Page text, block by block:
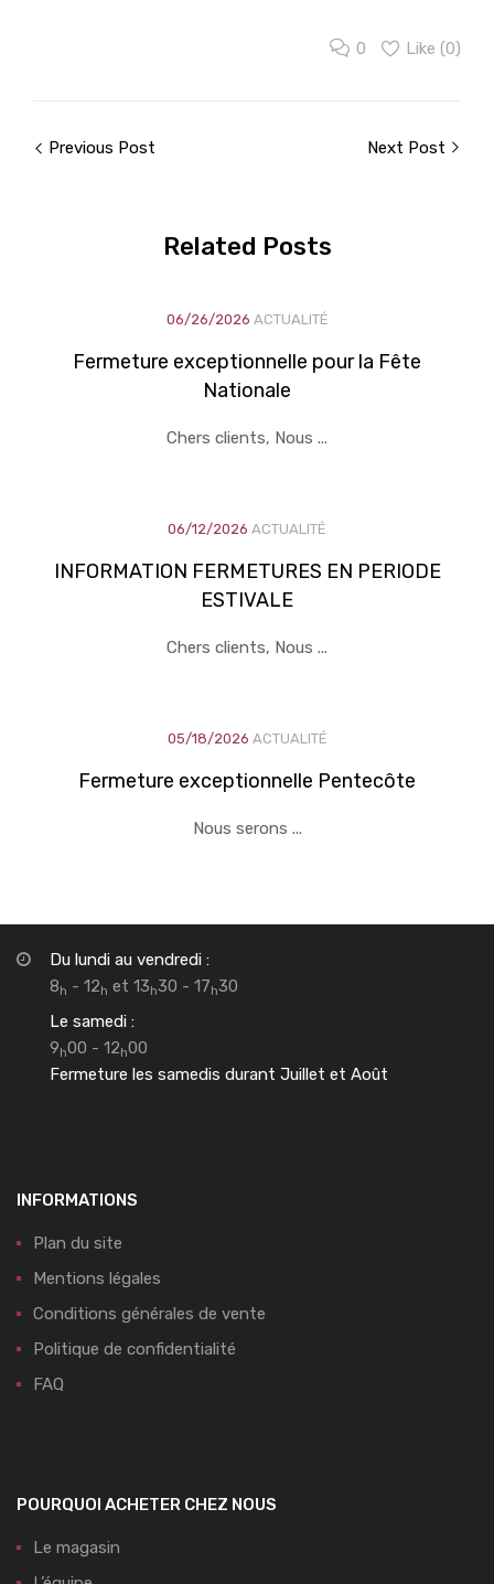
0 Like (0)
Previous Post Next Post
Related Posts
06/26/2026 ACTUALITÉ
Fermeture exceptionnelle pour la Fête
Nationale
Chers clients, Nous ...
06/12/2026 ACTUALITÉ
INFORMATION FERMETURES EN PERIODE
ESTIVALE
Chers clients, Nous ...
05/18/2026 ACTUALITÉ
Fermeture exceptionnelle Pentecôte
Nous serons ...
Du lundi au vendredi :
8h - 12h et 13h30 - 17h30
Le samedi :
9h00 - 12h00
Fermeture les samedis durant Juillet et Août
INFORMATIONS
Plan du site
Mentions légales
Conditions générales de vente
Politique de confidentialité
FAQ
POURQUOI ACHETER CHEZ NOUS
Le magasin